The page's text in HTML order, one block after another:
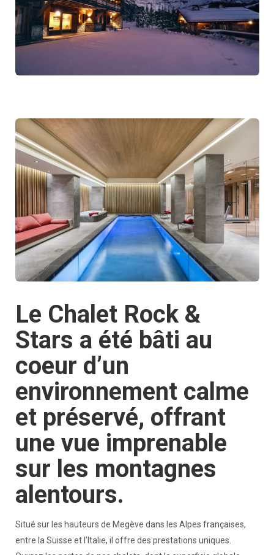
Le Chalet Rock &
Stars a été bâti au
coeur d’un
environnement calme
et préservé, offrant
une vue imprenable
sur les montagnes
alentours.
Situé sur les hauteurs de Megève dans les Alpes françaises,
entre la Suisse et l’Italie, il offre des prestations uniques.